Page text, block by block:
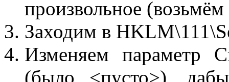
произвольное
Заходим в
Изменяем параметр
(было <пусто>),